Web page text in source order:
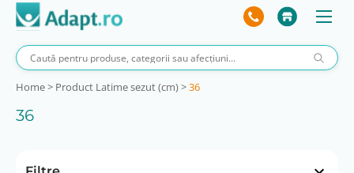
Home> Product Latime sezut (cm)>36
36